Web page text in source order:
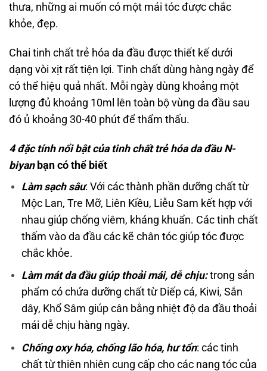
thưa, những ai muốn có một mái tóc được chắc
khỏe, đẹp.
Chai tinh chất trẻ hóa da đầu được thiết kế dưới
dạng vòi xịt rất tiện lợi. Tinh chất dùng hàng ngày để
có thể hiệu quả nhất. Mỗi ngày dùng khoảng một
lượng đủ khoảng 10ml lên toàn bộ vùng da đầu sau
đó ủ khoảng 30-40 phút để thẩm thấu.
4 đặc tính nổi bật của tinh chất trẻ hóa da đầu N-
biyanbạn có thể biết
Làm sạch sâu: Với các thành phần dưỡng chất từ
Mộc Lan, Tre Mỡ, Liên Kiều, Liễu Sam kết hợp với
nhau giúp chống viêm, kháng khuẩn. Các tinh chất
thấm vào da đầu các kẽ chân tóc giúp tóc được
chắc khỏe.
Làm mát da đầu giúp thoải mái, dễ chịu:trong sản
phẩm có chứa dưỡng chất từ Diếp cá, Kiwi, Sắn
dây, Khổ Sâm giúp cân bằng nhiệt độ da đầu thoải
mái dễ chịu hàng ngày.
Chống oxy hóa, chống lão hóa, hư tổn: các tinh
chất từ thiên nhiên cung cấp cho các nang tóc của